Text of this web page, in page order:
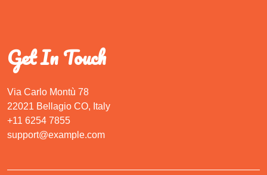
Get In Touch
Via Carlo Montù 78
22021 Bellagio CO, Italy
+11 6254 7855
support@example.com